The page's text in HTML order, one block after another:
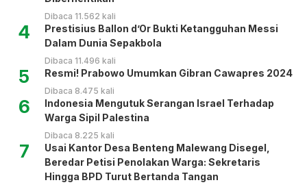
Dibaca 11.562 kali
4
Prestisius Ballon d’Or Bukti Ketangguhan Messi
Dalam Dunia Sepakbola
Dibaca 11.496 kali
5 Resmi! Prabowo Umumkan Gibran Cawapres 2024
Dibaca 8.475 kali
6
Indonesia Mengutuk Serangan Israel Terhadap
Warga Sipil Palestina
Dibaca 8.225 kali
7
Usai Kantor Desa Benteng Malewang Disegel,
Beredar Petisi Penolakan Warga: Sekretaris
Hingga BPD Turut Bertanda Tangan